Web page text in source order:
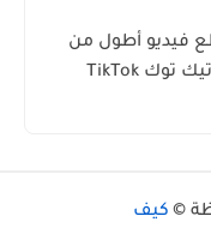
فيديو أطول من
© كيف